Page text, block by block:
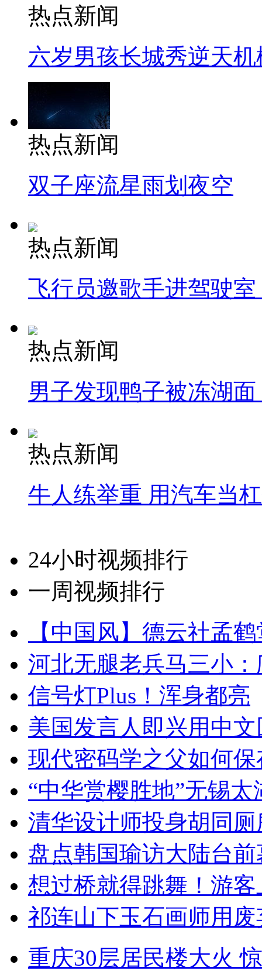
热点新闻
六岁男孩长城秀逆天机
热点新闻
双子座流星雨划夜空
热点新闻
飞行员邀歌手进驾驶
热点新闻
男子发现鸭子被冻湖
热点新闻
牛人练举重 用汽车当
24小时视频排行
一周视频排行
【中国风】德云社孟
河北无腿老兵马三小
信号灯Plus！浑身都亮
美国发言人即兴用中
现代密码学之父如何
“中华赏樱胜地”无锡
清华设计师投身胡同
盘点韩国瑜访大陆台
想过桥就得跳舞！游客
祁连山下玉石画师用
重庆30层居民楼大火